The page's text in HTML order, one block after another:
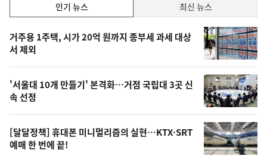
기,
최
신,
오
늘
의
영
상
인기 뉴스 최신 뉴스
기
뉴
스
거주용 1주택, 시가 20억 원까지 종부세 과세 대상
서 제외
'서울대 10개 만들기' 본격화…거점 국립대 3곳 신
속 선정
[달달정책] 휴대폰 미니멀리즘의 실현…KTX·SRT
예매 한 번에 끝!